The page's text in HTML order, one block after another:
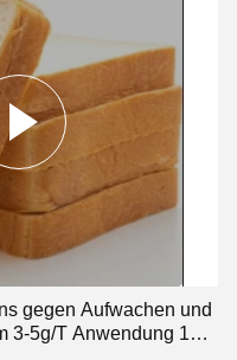
gegen Aufwachen und
3-5g/T Anwendung 18